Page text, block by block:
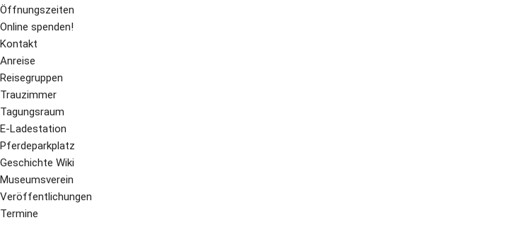
Öffnungszeiten
Online spenden!
Kontakt
Anreise
Reisegruppen
Trauzimmer
Tagungsraum
E-Ladestation
Pferdeparkplatz
Geschichte Wiki
Museumsverein
Veröffentlichungen
Termine